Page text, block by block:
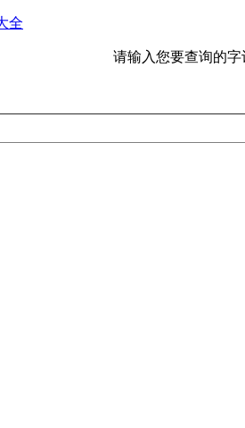
全
请输入您要查询的字